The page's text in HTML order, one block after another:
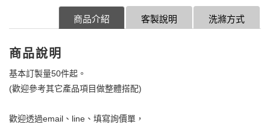
洗滌方式
客製說明
商品介紹
商品說明
基本訂製量50件起。
(歡迎參考其它產品項目做整體搭配)
歡迎透過email、line、填寫詢價單，